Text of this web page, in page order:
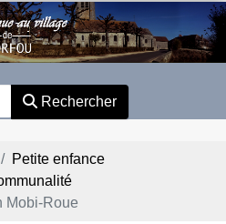
Rechercher
Petite enfance
Mobi-Roue